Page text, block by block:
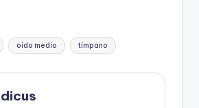
oído medio tímpano